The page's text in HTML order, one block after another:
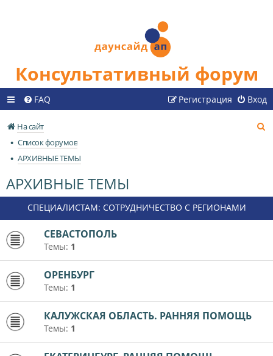
Консультативный форум
FAQ Вход
Регистрация
На сайт
Список форумов
АРХИВНЫЕ ТЕМЫ
АРХИВНЫЕ ТЕМЫ
СПЕЦИАЛИСТАМ: СОТРУДНИЧЕСТВО С РЕГИОНАМИ
СЕВАСТОПОЛЬ
Темы: 1
ОРЕНБУРГ
Темы: 1
КАЛУЖСКАЯ ОБЛАСТЬ. РАННЯЯ ПОМОЩЬ
Темы: 1